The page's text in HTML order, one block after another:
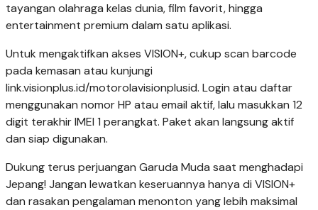
tayangan olahraga kelas dunia, film favorit, hingga
entertainment premium dalam satu aplikasi.
Untuk mengaktifkan akses VISION+, cukup scan barcode
pada kemasan atau kunjungi
link.visionplus.id/motorolavisionplusid. Login atau daftar
menggunakan nomor HP atau email aktif, lalu masukkan 12
digit terakhir IMEI 1 perangkat. Paket akan langsung aktif
dan siap digunakan.
Dukung terus perjuangan Garuda Muda saat menghadapi
Jepang! Jangan lewatkan keseruannya hanya di VISION+
dan rasakan pengalaman menonton yang lebih maksimal